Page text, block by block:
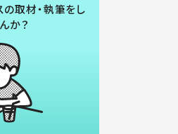
の取材・執筆をし
か？